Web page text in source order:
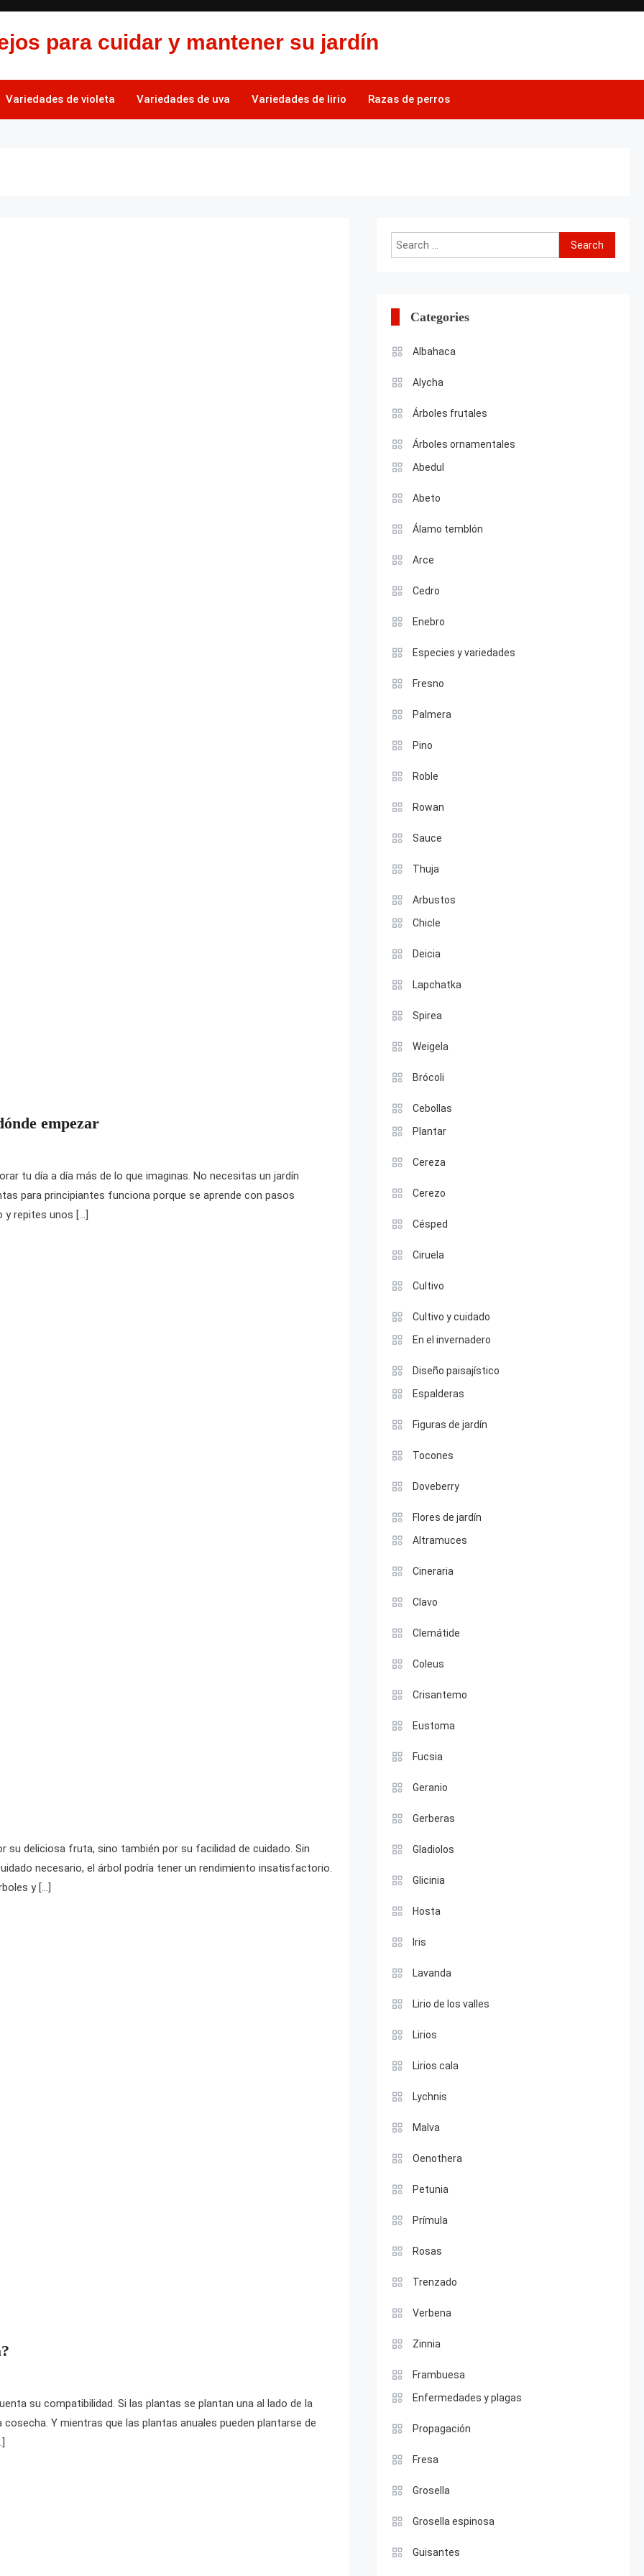
para cuidar y mantener su jardín
Variedades de violeta Variedades de uva Variedades de lirio Razas de perros
empezar
tu día a día más de lo que imaginas. No necesitas un jardín
para principiantes funciona porque se aprende con pasos
y repites unos […]
su deliciosa fruta, sino también por su facilidad de cuidado. Sin
necesario, el árbol podría tener un rendimiento insatisfactorio.
y […]
su compatibilidad. Si las plantas se plantan una al lado de la
Y mientras que las plantas anuales pueden plantarse de
Search
for:
Categories
Albahaca
Alycha
Árboles frutales
Árboles ornamentales
Abedul
Abeto
Álamo temblón
Arce
Cedro
Enebro
Especies y variedades
Fresno
Palmera
Pino
Roble
Rowan
Sauce
Thuja
Arbustos
Chicle
Deicia
Lapchatka
Spirea
Weigela
Brócoli
Cebollas
Plantar
Cereza
Cerezo
Césped
Ciruela
Cultivo
Cultivo y cuidado
En el invernadero
Diseño paisajístico
Espalderas
Figuras de jardín
Tocones
Doveberry
Flores de jardín
Altramuces
Cineraria
Clavo
Clemátide
Coleus
Crisantemo
Eustoma
Fucsia
Geranio
Gerberas
Gladiolos
Glicinia
Hosta
Iris
Lavanda
Lirio de los valles
Lirios
Lirios cala
Lychnis
Malva
Oenothera
Petunia
Prímula
Rosas
Trenzado
Verbena
Zinnia
Frambuesa
Enfermedades y plagas
Propagación
Fresa
Grosella
Grosella espinosa
Guisantes